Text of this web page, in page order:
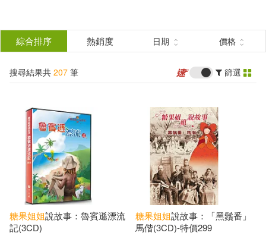
結
分類 (單選)
所有商品(207) 圖書(19)
有聲書(188)
作者 (可複選)
糖果姐姐(188) 金明瑋(8)
綜合排序 熱銷度 日期 價格
搜尋結果共 207 筆 篩選
糖果姐姐說故事：魯賓遜漂流
記(3CD)
糖果姐姐說故事：「黑鬚番」
馬偕(3CD)-特價299